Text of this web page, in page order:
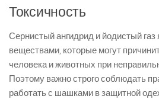
Токсичность
Сернистый ангидрид и йодистый
веществами, которые могут
человека и животных при
Поэтому важно строго соблюдать
работать с шашками в защитной